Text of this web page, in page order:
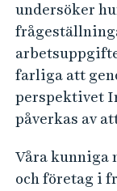
undersöker
farliga att
perspektivet
påverkas av
Våra kunniga
och företag i